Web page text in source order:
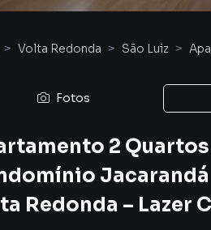
Volta Redonda São Luiz
Fotos
2
Jacarandá
Redonda – Lazer